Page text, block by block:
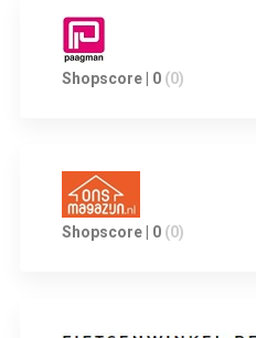
Shopscore | 0 (0)
Shopscore | 0 (0)